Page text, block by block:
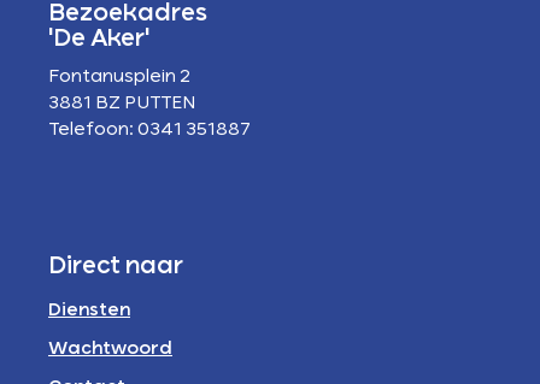
Bezoekadres
'De Aker'
Fontanusplein 2
3881 BZ PUTTEN
Telefoon: 0341 351887
Direct naar
Diensten
Wachtwoord